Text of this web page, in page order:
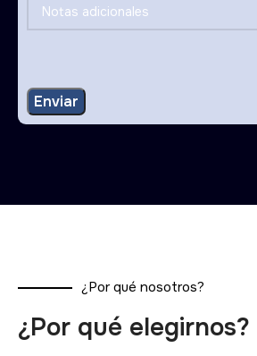
¿Por qué nosotros?
¿Por qué elegirnos?